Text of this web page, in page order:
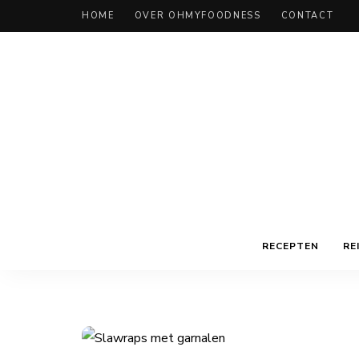
HOME OVER OHMYFOODNESS CONTACT
RECEPTEN